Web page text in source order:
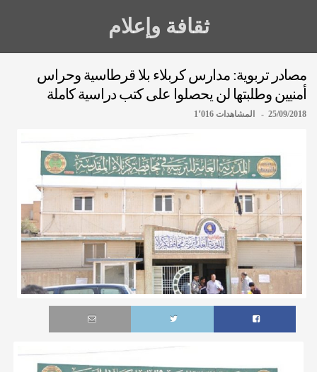
ثقافة وإعلام
مصادر تربوية: مدارس كربلاء بلا قرطاسية وحراس
أمنيين وطلبتها لن يحصلوا على كتب دراسية كاملة
25/09/2018 - المشاهدات 1٬016